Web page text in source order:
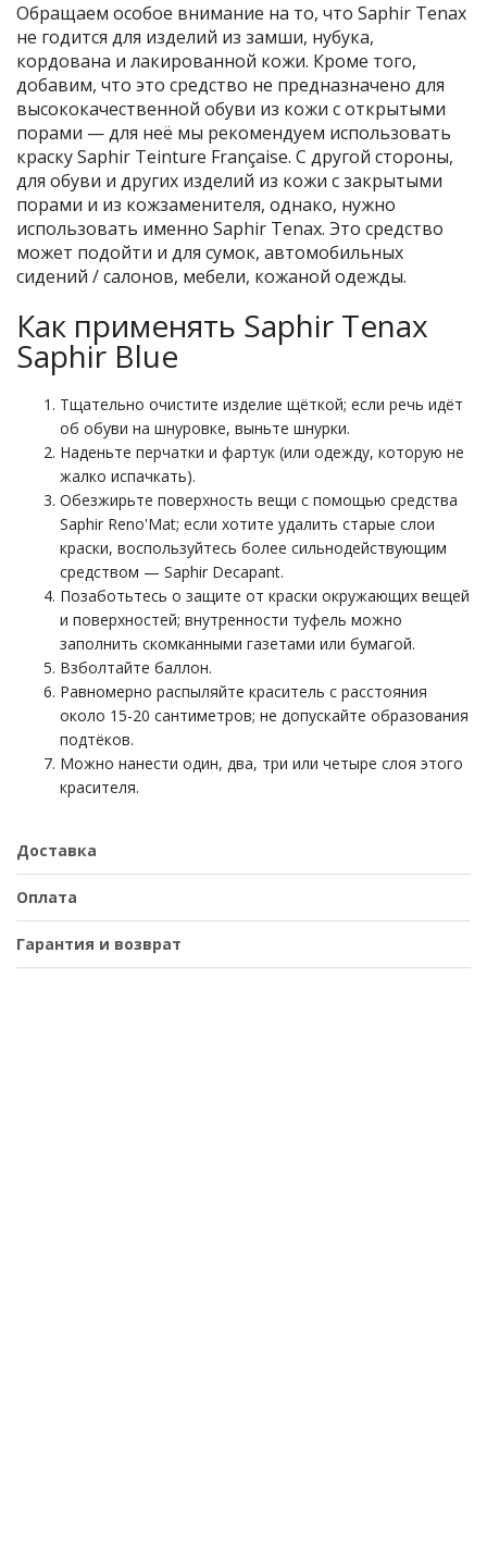
Обращаем особое внимание на то, что Saphir Tenax
не годится для изделий из замши, нубука,
кордована и лакированной кожи. Кроме того,
добавим, что это средство не предназначено для
высококачественной обуви из кожи с открытыми
порами — для неё мы рекомендуем использовать
краску Saphir Teinture Française. С другой стороны,
для обуви и других изделий из кожи с закрытыми
порами и из кожзаменителя, однако, нужно
использовать именно Saphir Tenax. Это средство
может подойти и для сумок, автомобильных
сидений / салонов, мебели, кожаной одежды.
Как применять Saphir Tenax
Saphir Blue
Тщательно очистите изделие щёткой; если речь идёт
об обуви на шнуровке, выньте шнурки.
Наденьте перчатки и фартук (или одежду, которую не
жалко испачкать).
Обезжирьте поверхность вещи с помощью средства
Saphir Reno'Mat; если хотите удалить старые слои
краски, воспользуйтесь более сильнодействующим
средством — Saphir Decapant.
Позаботьтесь о защите от краски окружающих вещей
и поверхностей; внутренности туфель можно
заполнить скомканными газетами или бумагой.
Взболтайте баллон.
Равномерно распыляйте краситель с расстояния
около 15-20 сантиметров; не допускайте образования
подтёков.
Можно нанести один, два, три или четыре слоя этого
красителя.
Доставка
Оплата
Гарантия и возврат